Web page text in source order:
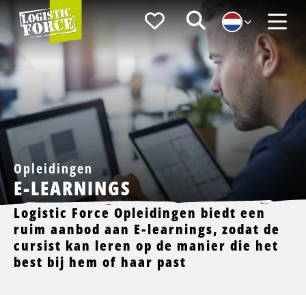
Logistic
Force
FavorietenZoeken
Opleidingen
E-LEARNINGS
Logistic Force Opleidingen biedt een
ruim aanbod aan E-learnings, zodat de
cursist kan leren op de manier die het
best bij hem of haar past